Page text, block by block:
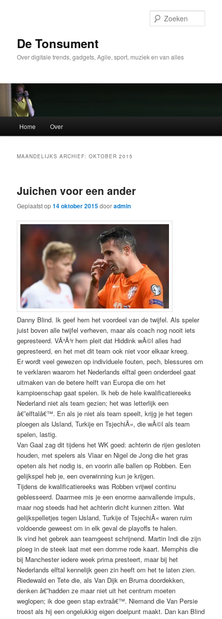
inhoud
inhoudDe Tonsument
Over digitale trends, gadgets, Agile, sport, muziek en van alles
Home Over
MAANDELIJKS ARCHIEF:OKTOBER 2015
Juichen voor een ander
Geplaatst op14 oktober 2015dooradmin
Danny Blind. Ik geef hem het voordeel van de twijfel. Als speler
juist boven alle twijfel verheven, maar als coach nog nooit iets
gepresteerd. VÃ³Ã³r hem pleit dat Hiddink wÃ©l alles had
gepresteerd, en het met dit team ook niet voor elkaar kreeg.
Er wordt veel gewezen op individuele fouten, pech, blessures om
te verklaren waarom het Nederlands elftal geen onderdeel gaat
uitmaken van de betere helft van Europa die om het
kampioenschap gaat spelen. Ik heb de hele kwalificatiereeks
Nederland niet als team gezien; het was letterlijk een
â€˜elftalâ€™. En als je niet als team speelt, krijg je het tegen
ploegen als IJsland, Turkije en TsjechiÃ«, die wÃ©l als team
spelen, lastig.
Van Gaal zag dit tijdens het WK goed: achterin de rijen gesloten
houden, met spelers als Vlaar en Nigel de Jong die het gras
opeten als het nodig is, en voorin alle ballen op Robben. Een
gelijkspel heb je, een overwinning kun je krijgen.
Tijdens de kwalificatiereeks was Robben vrijwel continu
geblesseerd. Daarmee mis je een enorme aanvallende impuls,
maar nog steeds had het achterin dicht kunnen zitten. Wat
gelijkspelletjes tegen IJsland, Turkije of TsjechiÃ« waren ruim
voldoende geweest om in elk geval de playoffs te halen.
Ik vind het gebrek aan teamgeest schrijnend. Martin Indi die zijn
ploeg in de steek laat met een domme rode kaart. Memphis die
bij Manchester iedere week prima presteert, maar bij het
Nederlands elftal kennelijk geen zin heeft om het te laten zien.
Riedewald en Tete die, als Van Dijk en Bruma doordekken,
denken â€˜hadden ze maar niet uit het centrum moeten
weglopen; ik doe geen stap extraâ€™. Niemand die Van Persie
troost als hij een ongelukkig eigen doelpunt maakt. Dan kan Blind